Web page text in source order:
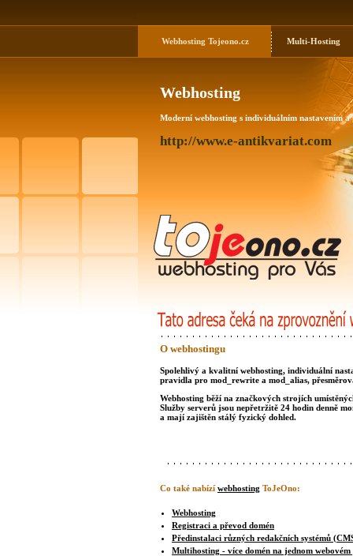
Webhosting Tojeono.cz Multi-Hosting
Webhosting
Moderní webhosting s individuálním nastavením a
http://www.e-antikvariat.com
O webhostingu
Spolehlivý a kvalitní webhosting, individuální
pravidla pro mod_rewrite a mod_alias,
Webhosting běží na značkových strojích
Služby serverů jsou nepřetržitě 24 hodin denně
a mají zajištěn stálý fyzický dohled.
Co také nabízí webhosting ToJeOno:
Webhosting
Registraci a převod domén
Předinstalaci různých redakčních systémů
Multihosting - více domén na jednom